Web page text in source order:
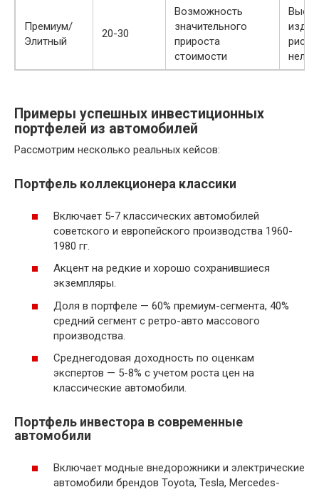
Премиум/
Элитный
20-30
Возможность
значительного
прироста
стоимости
риск
Примеры успешных инвестиционных
портфелей из автомобилей
Рассмотрим несколько реальных кейсов:
Портфель коллекционера классики
Включает 5-7 классических автомобилей
советского и европейского производства 1960-
1980 гг.
Акцент на редкие и хорошо сохранившиеся
экземпляры.
Доля в портфеле — 60% премиум-сегмента, 40%
средний сегмент с ретро-авто массового
производства.
Среднегодовая доходность по оценкам
экспертов — 5-8% с учетом роста цен на
классические автомобили.
Портфель инвестора в современные
автомобили
Включает модные внедорожники и электрические
автомобили брендов Toyota, Tesla, Mercedes-